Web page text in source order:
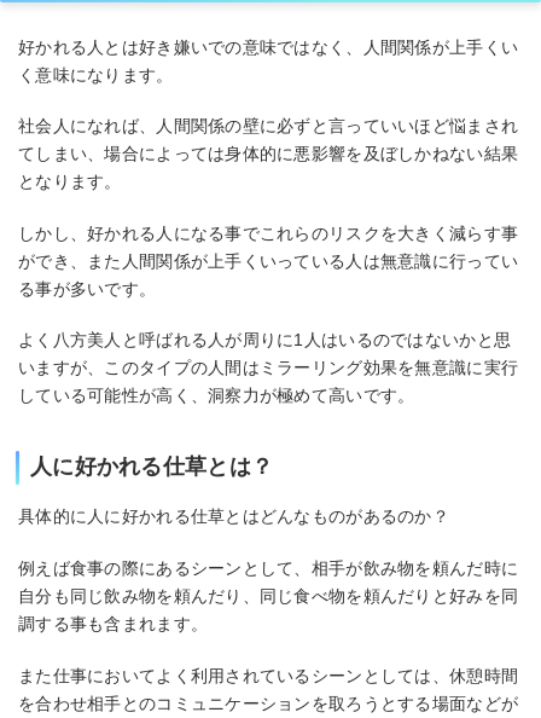
好かれる人とは好き嫌いでの意味ではなく、人間関係が上手くい
く意味になります。
社会人になれば、人間関係の壁に必ずと言っていいほど悩まされ
てしまい、場合によっては身体的に悪影響を及ぼしかねない結果
となります。
しかし、好かれる人になる事でこれらのリスクを大きく減らす事
ができ、また人間関係が上手くいっている人は無意識に行ってい
る事が多いです。
よく八方美人と呼ばれる人が周りに1人はいるのではないかと思
いますが、このタイプの人間はミラーリング効果を無意識に実行
している可能性が高く、洞察力が極めて高いです。
人に好かれる仕草とは？
具体的に人に好かれる仕草とはどんなものがあるのか？
例えば食事の際にあるシーンとして、相手が飲み物を頼んだ時に
自分も同じ飲み物を頼んだり、同じ食べ物を頼んだりと好みを同
調する事も含まれます。
また仕事においてよく利用されているシーンとしては、休憩時間
を合わせ相手とのコミュニケーションを取ろうとする場面などが